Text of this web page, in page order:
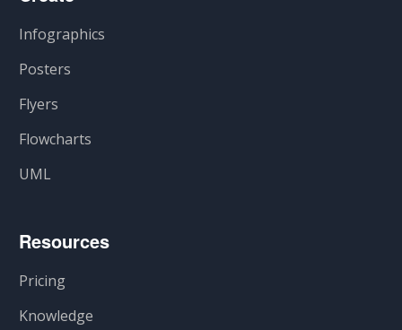
Infographics
Posters
Flyers
Flowcharts
UML
Resources
Pricing
Knowledge